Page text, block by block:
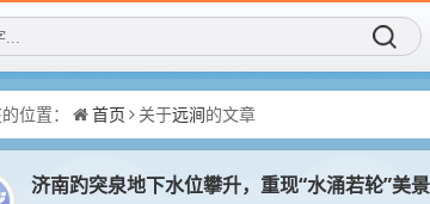
位置： 首页 关于远涧的文章
济南趵突泉地下水位攀升，重现“水涌若轮”美景